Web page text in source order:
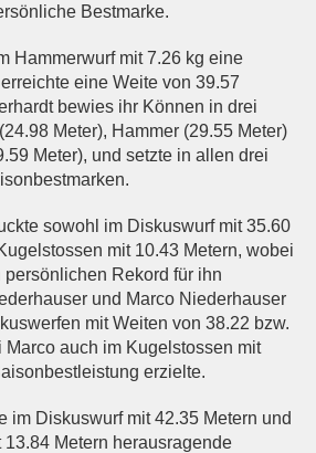
Bestmarke.
Hammerwurf mit 7.26 kg eine
eine Weite von 39.57
bewies ihr Können in drei
Meter), Hammer (29.55 Meter)
Meter), und setzte in allen drei
sowohl im Diskuswurf mit 35.60
mit 10.43 Metern, wobei
persönlichen Rekord für ihn
und Marco Niederhauser
mit Weiten von 38.22 bzw.
Marco auch im Kugelstossen mit
erzielte.
im Diskuswurf mit 42.35 Metern und
Metern herausragende